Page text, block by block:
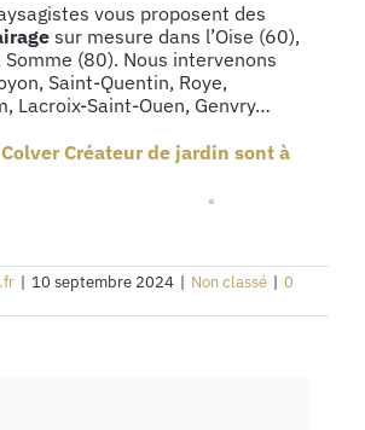
vous proposent des
sur mesure dans l’Oise (60),
Somme (80). Nous intervenons
Saint-Quentin, Roye,
Lacroix-Saint-Ouen, Genvry…
Créateur de jardin sont à
| 10 septembre 2024 | Non classé | 0